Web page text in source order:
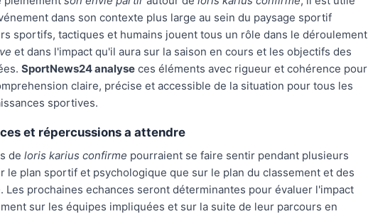
dans son contexte plus large au sein du paysage sportif
sportifs, tactiques et humains jouent tous un rôle dans le déroulement
et dans l'impact qu'il aura sur la saison en cours et les objectifs des
SportNews24 analyse ces éléments avec rigueur et cohérence pour
claire, précise et accessible de la situation pour tous les
sportives.
et répercussions a attendre
de loris karius confirme pourraient se faire sentir pendant plusieurs
le plan sportif et psychologique que sur le plan du classement et des
Les prochaines echances seront déterminantes pour évaluer l'impact
sur les équipes impliquées et sur la suite de leur parcours en